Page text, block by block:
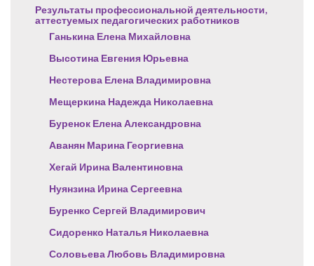
Результаты профессиональной деятельности,
аттестуемых педагогических работников
Ганькина Елена Михайловна
Высотина Евгения Юрьевна
Нестерова Елена Владимировна
Мещеркина Надежда Николаевна
Буренок Елена Александровна
Аванян Марина Георгиевна
Хегай Ирина Валентиновна
Нуянзина Ирина Сергеевна
Буренко Сергей Владимирович
Сидоренко Наталья Николаевна
Соловьева Любовь Владимировна